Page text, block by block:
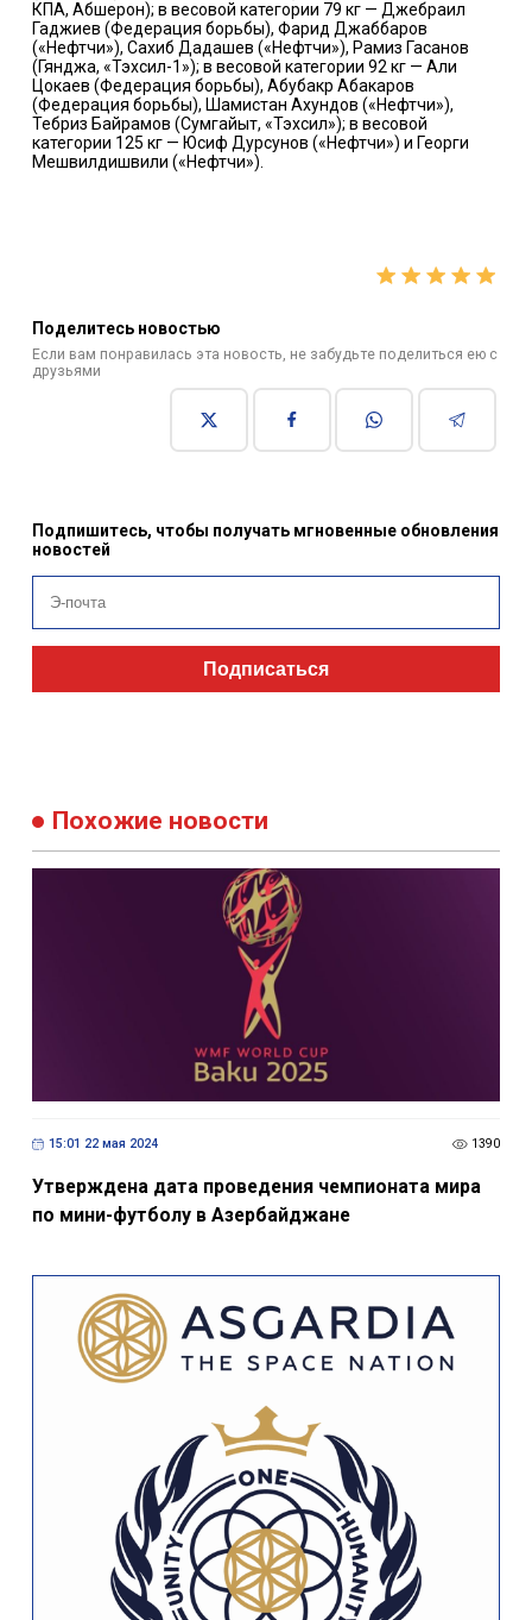
КПА, Абшерон); в весовой категории 79 кг — Джебраил
Гаджиев (Федерация борьбы), Фарид Джаббаров
(«Нефтчи»), Сахиб Дадашев («Нефтчи»), Рамиз Гасанов
(Гянджа, «Тэхсил-1»); в весовой категории 92 кг — Али
Цокаев (Федерация борьбы), Абубакр Абакаров
(Федерация борьбы), Шамистан Ахундов («Нефтчи»),
Тебриз Байрамов (Сумгайыт, «Тэхсил»); в весовой
категории 125 кг — Юсиф Дурсунов («Нефтчи») и Георги
Мешвилдишвили («Нефтчи»).
Поделитесь новостью
Если вам понравилась эта новость, не забудьте поделиться ею с
друзьями
Подпишитесь, чтобы получать мгновенные обновления
новостей
Подписаться
Похожие новости
15:01 22 мая 2024 1390
Утверждена дата проведения чемпионата мира
по мини-футболу в Азербайджане